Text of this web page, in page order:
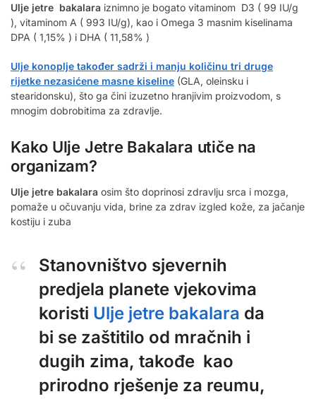
Ulje jetre bakalara iznimno je bogato vitaminom D3 ( 99 IU/g
), vitaminom A ( 993 IU/g), kao i Omega 3 masnim kiselinama
DPA ( 1,15% ) i DHA ( 11,58% )
Ulje konoplje također sadrži i manju količinu tri druge
rijetke nezasićene masne kiseline (GLA, oleinsku i
stearidonsku), što ga čini izuzetno hranjivim proizvodom, s
mnogim dobrobitima za zdravlje.
Kako Ulje Jetre Bakalara utiče na
organizam?
Ulje jetre bakalara osim što doprinosi zdravlju srca i mozga,
pomaže u očuvanju vida, brine za zdrav izgled kože, za jačanje
kostiju i zuba
Stanovništvo sjevernih
predjela planete vjekovima
koristi Ulje jetre bakalara da
bi se zaštitilo od mračnih i
dugih zima, takođe kao
prirodno rješenje za reumu,